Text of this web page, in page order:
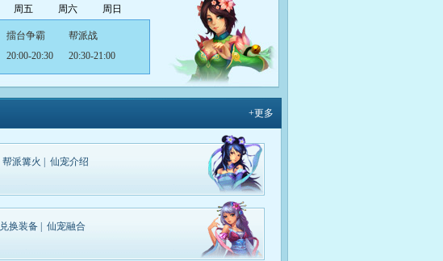
周五 周六 周日
擂台争霸
20:00-20:30
帮派战
20:30-21:00
擂台争霸
智力问答
智力答题
天降横财
+更多
帮派篝火
仙宠介绍
兑换装备
仙宠融合